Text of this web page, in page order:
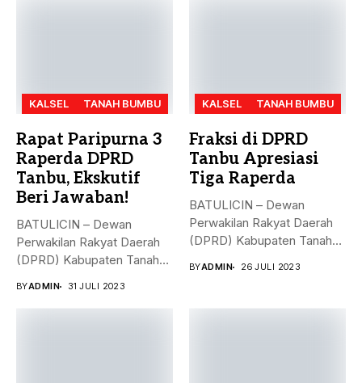
KALSEL TANAH BUMBU
Rapat Paripurna 3
Raperda DPRD
Tanbu, Ekskutif
Beri Jawaban!
BATULICIN – Dewan
Perwakilan Rakyat Daerah
(DPRD) Kabupaten Tanah
BYADMIN 31 JULI 2023
KALSEL TANAH BUMBU
Fraksi di DPRD
Tanbu Apresiasi
Tiga Raperda
BATULICIN – Dewan
Perwakilan Rakyat Daerah
(DPRD) Kabupaten Tanah
BYADMIN 26 JULI 2023